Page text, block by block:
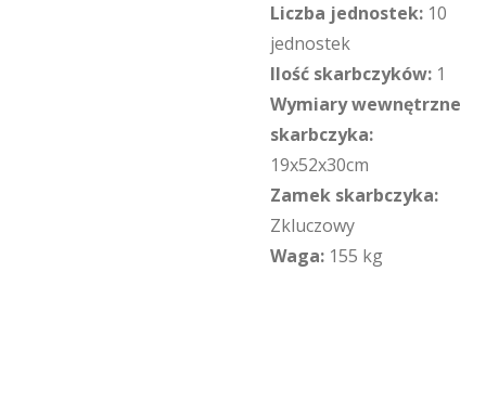
Liczba jednostek: 10
jednostek
Ilość skarbczyków: 1
Wymiary wewnętrzne
skarbczyka:
19x52x30cm
Zamek skarbczyka:
Zkluczowy
Waga: 155 kg